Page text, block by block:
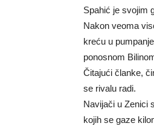
Spahić je svojim
Nakon veoma
kreću u
ponosnom
Čitajući članke,
se rivalu radi.
Navijači u Zenici
kojih se gaze